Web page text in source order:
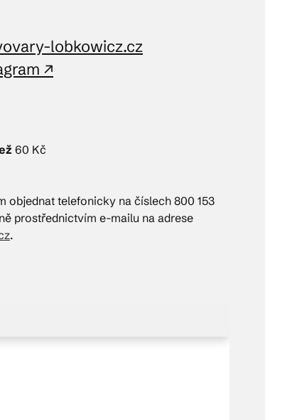
lobkowicz.cz
↗
60 Kč
objednat telefonicky na číslech 800 153
prostřednictvím e-mailu na adrese
.